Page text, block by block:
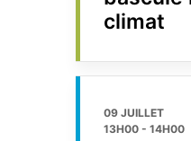
climat
09 JUILLET
13H00 - 14H00